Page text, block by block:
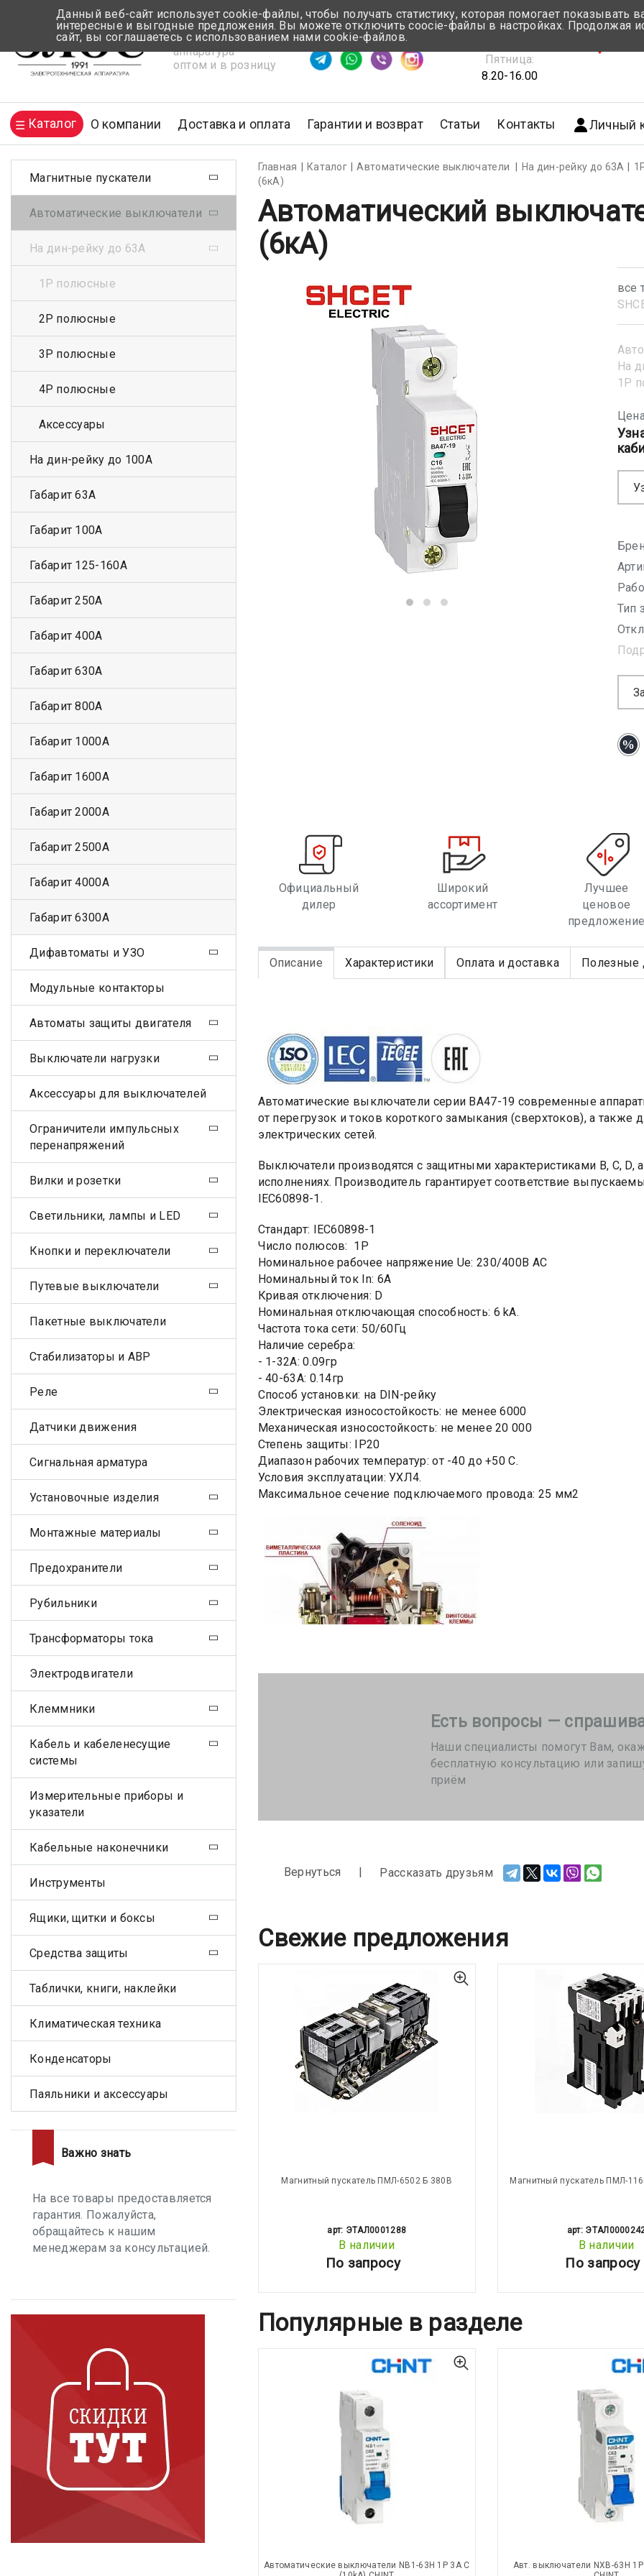
Электротехническая
аппаратура
оптом и в розницу
Время ответа ≈ 5 мин
Понедельник-Четверг:
Пятница:
8.20-16.00
Каталог О компании Доставка и оплата Гарантии и возврат Статьи Контакты Личный
Главная Каталог Автоматические выключатели На дин-рейку до 63А
(6кА)
Автоматический
(6кА)
все
На
1Р
Тип
Официальный
дилер
Широкий
ассортимент
Лучшее
ценовое
предложение
Описание Характеристики Оплата и доставка Полезные
Автоматические выключатели серии ВА47-19 современные
от перегрузок и токов короткого замыкания (сверхтоков), а также
электрических сетей.
Выключатели производятся с защитными характеристиками В, С,
исполнениях. Производитель гарантирует соответствие
IEC60898-1.
Стандарт: IEC60898-1
Число полюсов: 1Р
Номинальное рабочее напряжение Ue: 230/400В AC
Номинальный ток In: 6А
Кривая отключения: D
Номинальная отключающая способность: 6 kA.
Частота тока сети: 50/60Гц
Наличие серебра:
- 1-32А: 0.09гр
- 40-63А: 0.14гр
Способ установки: на DIN-рейку
Электрическая износостойкость: не менее 6000
Механическая износостойкость: не менее 20 000
Степень защиты: IP20
Диапазон рабочих температур: от -40 до +50 С.
Условия эксплуатации: УХЛ4.
Максимальное сечение подключаемого провода: 25 мм2
Есть вопросы —
Наши специалисты помогут Вам,
бесплатную консультацию или
приём
Вернуться Рассказать друзьям
Свежие предложения
Магнитный пускатель ПМЛ-6502 Б 380В
арт: ЭТАЛ0001288
В наличии
По запросу
Магнитный пускатель ПМЛ-
арт:
В наличии
По запросу
Популярные в разделе
Автоматические выключатели NB1-63H 1P 3A C
Авт. выключатели NXB-63H
Магнитные пускатели
Автоматические выключатели
На дин-рейку до 63А
1Р полюсные
2Р полюсные
3Р полюсные
4Р полюсные
Аксессуары
На дин-рейку до 100А
Габарит 63А
Габарит 100А
Габарит 125-160А
Габарит 250А
Габарит 400А
Габарит 630А
Габарит 800А
Габарит 1000А
Габарит 1600А
Габарит 2000А
Габарит 2500А
Габарит 4000А
Габарит 6300А
Дифавтоматы и УЗО
Модульные контакторы
Автоматы защиты двигателя
Выключатели нагрузки
Аксессуары для выключателей
Ограничители импульсных
перенапряжений
Вилки и розетки
Светильники, лампы и LED
Кнопки и переключатели
Путевые выключатели
Пакетные выключатели
Стабилизаторы и АВР
Реле
Датчики движения
Сигнальная арматура
Установочные изделия
Монтажные материалы
Предохранители
Рубильники
Трансформаторы тока
Электродвигатели
Клеммники
Кабель и кабеленесущие
системы
Измерительные приборы и
указатели
Кабельные наконечники
Инструменты
Ящики, щитки и боксы
Средства защиты
Таблички, книги, наклейки
Климатическая техника
Конденсаторы
Паяльники и аксессуары
Важно знать
На все товары предоставляется
гарантия. Пожалуйста,
обращайтесь к нашим
менеджерам за консультацией.
Данный веб-сайт использует cookie-файлы, чтобы получать статистику, которая помогает показывать
интересные и выгодные предложения. Вы можете отключить coocie-файлы в настройках. Продолжая
сайт, вы соглашаетесь с использованием нами cookie-файлов.